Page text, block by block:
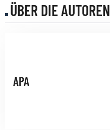
ÜBER DIE AUTOREN
APA